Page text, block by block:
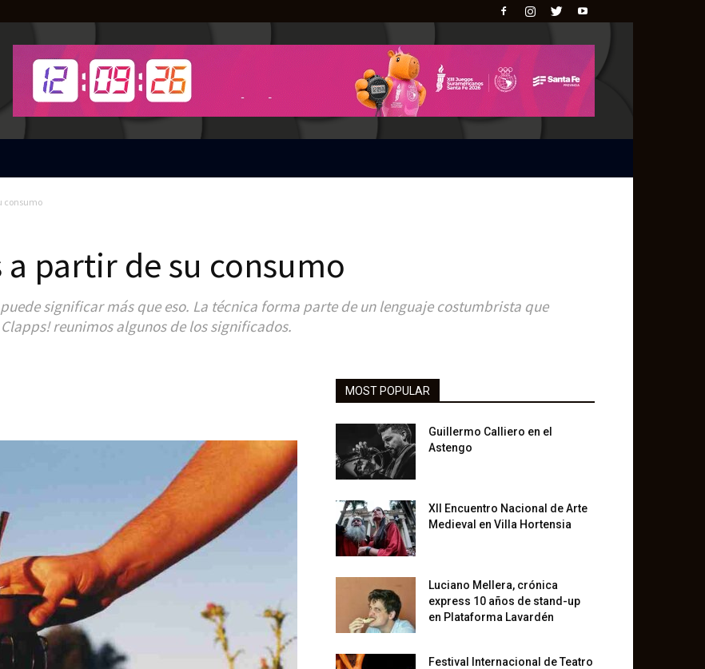
consumo
partir de su consumo
significar más que eso. La técnica forma parte de un lenguaje costumbrista que
reunimos algunos de los significados.
MOST POPULAR
Guillermo Calliero en el
Astengo
XII Encuentro Nacional de Arte
Medieval en Villa Hortensia
Luciano Mellera, crónica
express 10 años de stand-up
en Plataforma Lavardén
Festival Internacional de Teatro